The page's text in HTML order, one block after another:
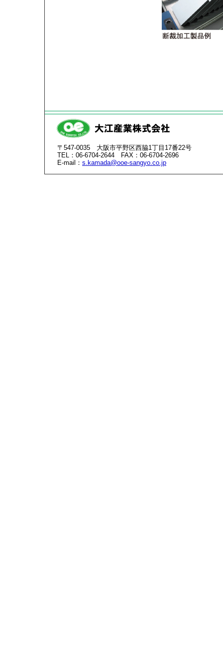
〒547-0035 大阪市平野区西脇1丁目17番22号
TEL：06-6704-2644 FAX：06-6704-2696
E-mail： s.kamada@ooe-sangyo.co.jp